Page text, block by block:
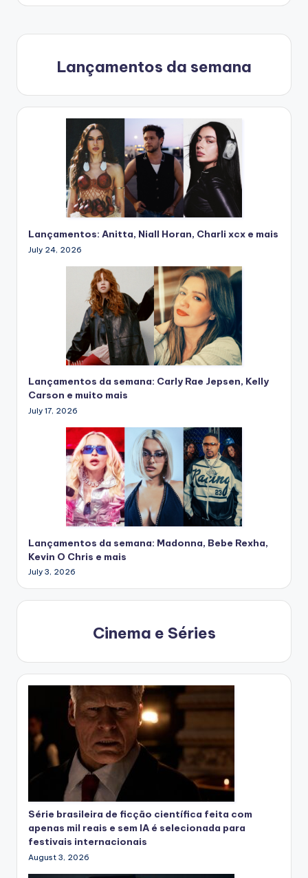
Lançamentos da semana
Lançamentos: Anitta, Niall Horan, Charli xcx e mais
July 24, 2026
Lançamentos da semana: Carly Rae Jepsen, Kelly
Carson e muito mais
July 17, 2026
Lançamentos da semana: Madonna, Bebe Rexha,
Kevin O Chris e mais
July 3, 2026
Cinema e Séries
Série brasileira de ficção científica feita com
apenas mil reais e sem IA é selecionada para
festivais internacionais
August 3, 2026